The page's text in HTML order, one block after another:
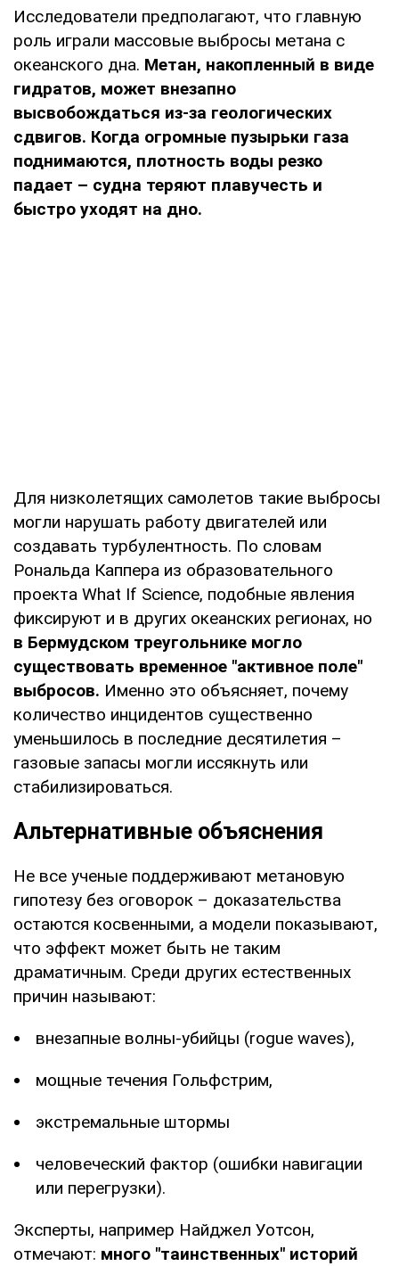
Исследователи предполагают, что главную
роль играли массовые выбросы метана с
океанского дна. Метан, накопленный в виде
гидратов, может внезапно
высвобождаться из-за геологических
сдвигов. Когда огромные пузырьки газа
поднимаются, плотность воды резко
падает – судна теряют плавучесть и
быстро уходят на дно.
Для низколетящих самолетов такие выбросы
могли нарушать работу двигателей или
создавать турбулентность. По словам
Рональда Каппера из образовательного
проекта What If Science, подобные явления
фиксируют и в других океанских регионах, но
в Бермудском треугольнике могло
существовать временное "активное поле"
выбросов. Именно это объясняет, почему
количество инцидентов существенно
уменьшилось в последние десятилетия –
газовые запасы могли иссякнуть или
стабилизироваться.
Альтернативные объяснения
Не все ученые поддерживают метановую
гипотезу без оговорок – доказательства
остаются косвенными, а модели показывают,
что эффект может быть не таким
драматичным. Среди других естественных
причин называют:
внезапные волны-убийцы (rogue waves),
мощные течения Гольфстрим,
экстремальные штормы
человеческий фактор (ошибки навигации
или перегрузки).
Эксперты, например Найджел Уотсон,
отмечают: много "таинственных" историй